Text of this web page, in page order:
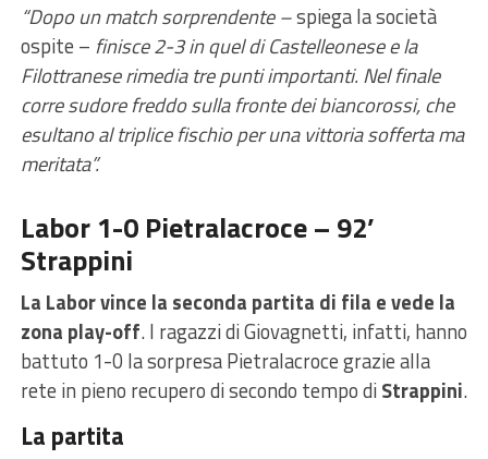
“Dopo un match sorprendente –spiega la società
ospite – finisce 2-3 in quel di Castelleonese e la
Filottranese rimedia tre punti importanti. Nel finale
corre sudore freddo sulla fronte dei biancorossi, che
esultano al triplice fischio per una vittoria sofferta ma
meritata”.
Labor 1-0 Pietralacroce – 92’
Strappini
La Labor vince la seconda partita di fila e vede la
zona play-off. I ragazzi di Giovagnetti, infatti, hanno
battuto 1-0 la sorpresa Pietralacroce grazie alla
rete in pieno recupero di secondo tempo diStrappini.
La partita